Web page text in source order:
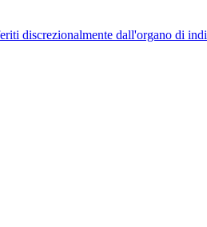
discrezionalmente dall'organo di